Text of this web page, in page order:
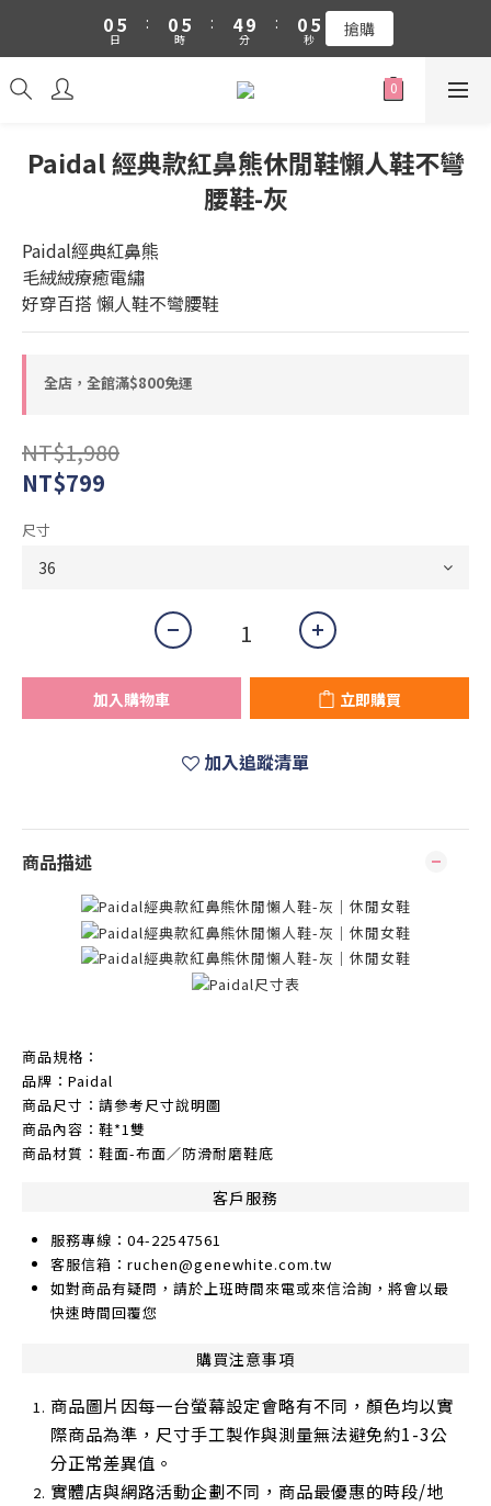
吉伊卡哇 新品上市88折+滿件贈零錢包(隨機)
05
4
0
日
:
05
4
時
:
4
3
1
9
8
6
4
3
2
1
分
:
04
3
秒 搶購
吉伊卡哇 新品上市88折+滿件贈零錢包(隨機)
Paidal 經典款紅鼻熊休閒鞋懶人鞋不彎
腰鞋-灰
Paidal經典紅鼻熊
毛絨絨療癒電繡
好穿百搭 懶人鞋不彎腰鞋
全店，全館滿$800免運
NT$1,980
NT$799
尺寸
加入購物車 立即購買
加入追蹤清單
商品描述
商品規格：
品牌：Paidal
商品尺寸：請參考尺寸說明圖
商品內容：鞋*1雙
商品材質：鞋面-布面／防滑耐磨鞋底
客戶服務
服務專線：04-22547561
客服信箱：ruchen@genewhite.com.tw
如對商品有疑問，請於上班時間來電或來信洽詢，將會以最
快速時間回覆您
購買注意事項
商品圖片因每一台螢幕設定會略有不同，顏色均以實
際商品為準，尺寸手工製作與測量無法避免約1-3公
分正常差異值。
實體店與網路活動企劃不同，商品最優惠的時段/地